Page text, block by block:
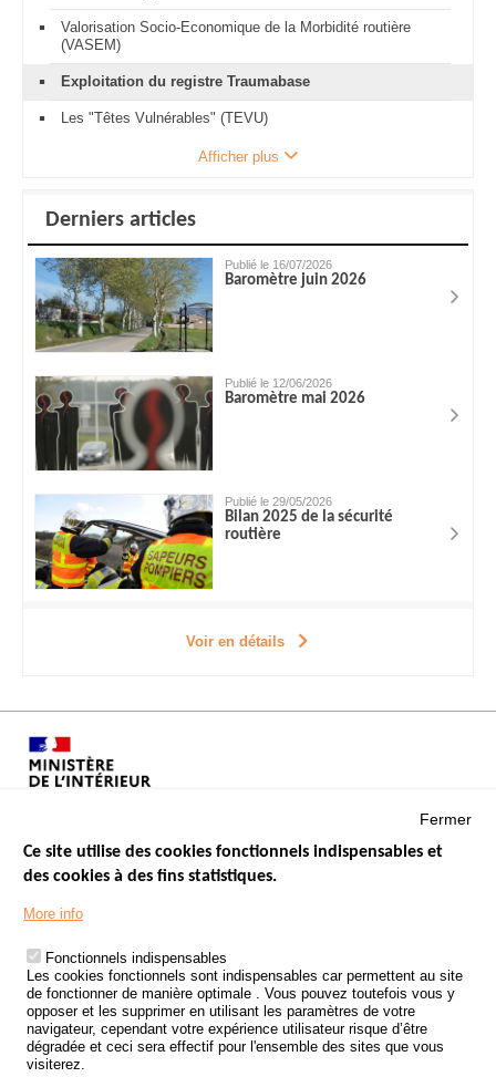
Valorisation Socio-Economique de la Morbidité routière
(VASEM)
Exploitation du registre Traumabase
Les "Têtes Vulnérables" (TEVU)
Afficher plus
Derniers articles
Publié le 16/07/2026
Baromètre juin 2026
Publié le 12/06/2026
Baromètre mai 2026
Publié le 29/05/2026
Bilan 2025 de la sécurité
routière
Voir en détails
Menu
Footer
LES SITES PUBLICS
ÉTAT DE L’INSÉCURITÉ ROUTIÈRE
TRAITEMENT DES DONNÉES PERSONNELLES DES ACCIDENTS DE
LA ROUTE
ETUDES ET RECHERCHES
APPEL À PROJETS
Fermer
Ce site utilise des cookies fonctionnels indispensables et
des cookies à des fins statistiques.
More info
Fonctionnels indispensables
Les cookies fonctionnels sont indispensables car permettent au site
de fonctionner de manière optimale . Vous pouvez toutefois vous y
opposer et les supprimer en utilisant les paramètres de votre
navigateur, cependant votre expérience utilisateur risque d’être
dégradée et ceci sera effectif pour l'ensemble des sites que vous
visiterez.